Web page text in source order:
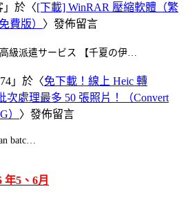
」於〈[下載] WinRAR 壓縮軟體（繁
費版） 〉發佈留言
級派遣サービス 【千夏の伊…
」於〈免下載！線上 Heic 轉
次處理最多 50 張照片！（Convert
） 〉發佈留言
batc…
5、6月